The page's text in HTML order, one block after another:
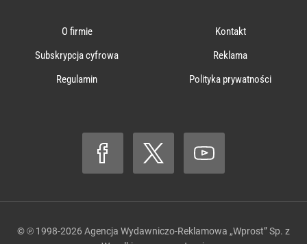
O firmie
Kontakt
Subskrypcja cyfrowa
Reklama
Regulamin
Polityka prywatności
© ℗ 1998-2026 Agencja Wydawniczo-Reklamowa „Wprost” Sp. z